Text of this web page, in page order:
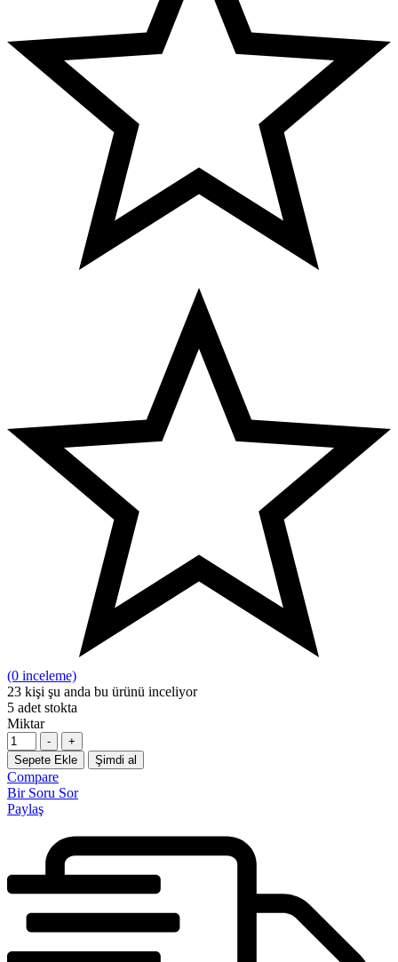
(0 inceleme)
23 kişi şu anda bu ürünü inceliyor
5 adet stokta
Miktar
-
+
Sepete Ekle
Şimdi al
Compare
Bir Soru Sor
Paylaş